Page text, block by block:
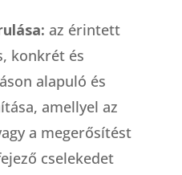
az érintett
konkrét és
alapuló és
amellyel az
a megerősítést
cselekedet